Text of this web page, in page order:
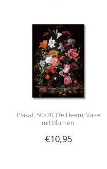
Plakat, 50x70, De Heem, Vase
mit Blumen
€10,95